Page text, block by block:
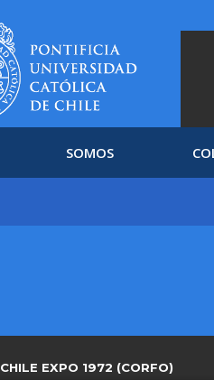
SOMOS
CHILE EXPO 1972 (CORFO)